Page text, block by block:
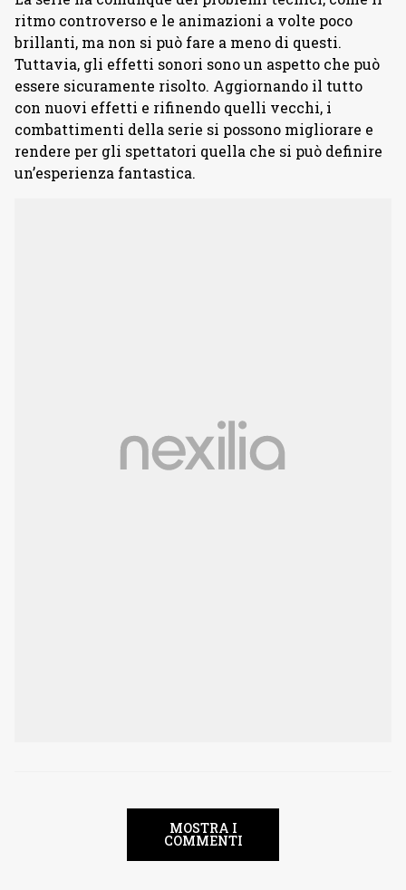
ritmo controverso e le animazioni a volte poco
brillanti, ma non si può fare a meno di questi.
Tuttavia, gli effetti sonori sono un aspetto che può
essere sicuramente risolto. Aggiornando il tutto
con nuovi effetti e rifinendo quelli vecchi, i
combattimenti della serie si possono migliorare e
rendere per gli spettatori quella che si può definire
un’esperienza fantastica.
MOSTRA I
COMMENTI